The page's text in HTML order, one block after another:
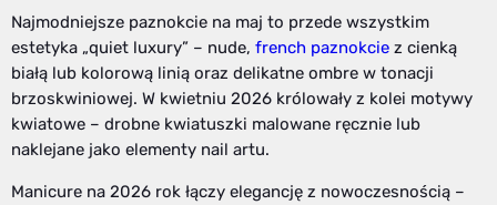
Najmodniejsze paznokcie na maj to przede wszystkim
estetyka „quiet luxury” – nude, french paznokcie z cienką
białą lub kolorową linią oraz delikatne ombre w tonacji
brzoskwiniowej. W kwietniu 2026 królowały z kolei motywy
kwiatowe – drobne kwiatuszki malowane ręcznie lub
naklejane jako elementy nail artu.
Manicure na 2026 rok łączy elegancję z nowoczesnością –